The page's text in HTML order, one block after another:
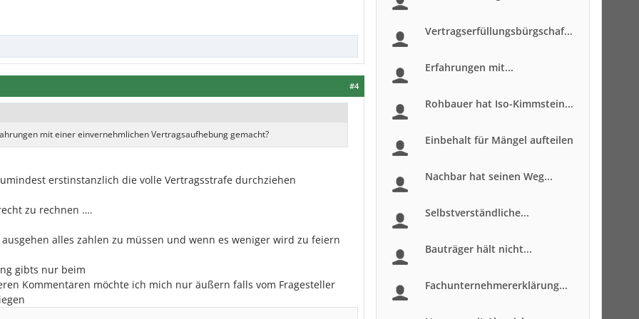
#4
mit einer einvernehmlichen Vertragsaufhebung gemacht?
erstinstanzlich die volle Vertragsstrafe durchziehen
zu rechnen ….
alles zahlen zu müssen und wenn es weniger wird zu feiern
gibts nur beim
Kommentaren möchte ich mich nur äußern falls vom Fragesteller
Vertragserfüllungsbürgschaf...
Erfahrungen mit...
Rohbauer hat Iso-Kimmstein...
Einbehalt für Mängel aufteilen
Nachbar hat seinen Weg...
Selbstverständliche...
Bauträger hält nicht...
Fachunternehmererklärung...